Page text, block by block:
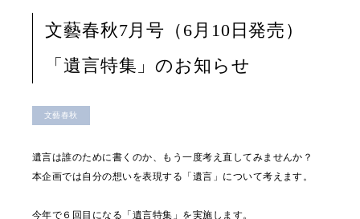
事例一覧
トピックス
文藝春秋7月号（6月10日発売）
「遺言特集」のお知らせ
文藝春秋
遺言は誰のために書くのか、もう一度考え直してみませんか？
本企画では自分の想いを表現する「遺言」について考えます。
今年で６回目になる「遺言特集」を実施します。